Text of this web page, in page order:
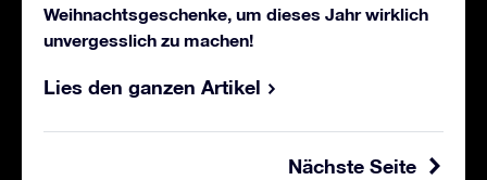
Weihnachtsgeschenke, um dieses Jahr wirklich
unvergesslich zu machen!
Lies den ganzen Artikel
Nächste Seite